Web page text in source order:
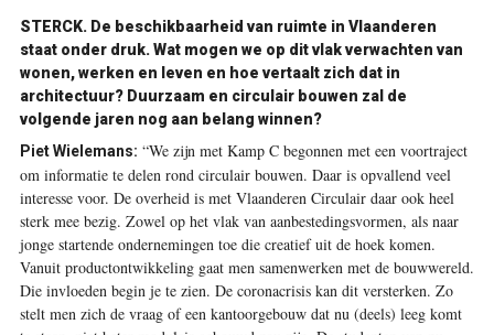
STERCK. De beschikbaarheid van ruimte in Vlaanderen
staat onder druk. Wat mogen we op dit vlak verwachten van
wonen, werken en leven en hoe vertaalt zich dat in
architectuur? Duurzaam en circulair bouwen zal de
volgende jaren nog aan belang winnen?
Piet Wielemans: “We zijn met Kamp C begonnen met een voortraject
om informatie te delen rond circulair bouwen. Daar is opvallend veel
interesse voor. De overheid is met Vlaanderen Circulair daar ook heel
sterk mee bezig. Zowel op het vlak van aanbestedingsvormen, als naar
jonge startende ondernemingen toe die creatief uit de hoek komen.
Vanuit productontwikkeling gaat men samenwerken met de bouwwereld.
Die invloeden begin je te zien. De corona­crisis kan dit versterken. Zo
stelt men zich de vraag of een kantoorgebouw dat nu (deels) leeg komt